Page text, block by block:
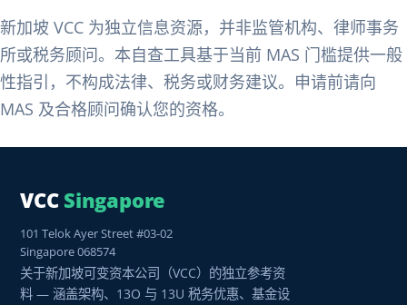
新加坡 VCC 为独立信息资源，并非监管机构、律师事务
所或税务顾问。本自查工具基于当前 MAS 门槛提供一般
性指引，不构成法律、税务或财务建议。申请前请向
MAS 及合格顾问确认您的资格。
VCC Singapore
101 Telok Ayer Street #03-02
Singapore 068574
关于新加坡可变资本公司（VCC）的独立参考资
料 — 涵盖架构、13O 与 13U 税务优惠、基金设